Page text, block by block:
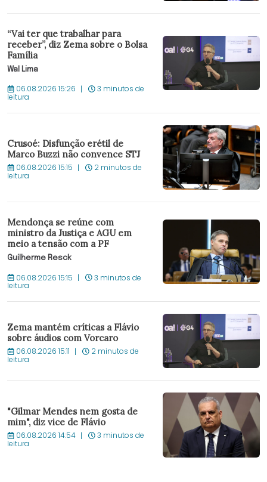
“Vai ter que trabalhar para
receber”, diz Zema sobre o Bolsa
Família
Wal Lima
06.08.2026 15:26 3 minutos de
leitura
Crusoé: Disfunção erétil de
Marco Buzzi não convence STJ
06.08.2026 15:15 2 minutos de
leitura
Mendonça se reúne com
ministro da Justiça e AGU em
meio a tensão com a PF
Guilherme Resck
06.08.2026 15:15 3 minutos de
leitura
Zema mantém críticas a Flávio
sobre áudios com Vorcaro
06.08.2026 15:11 2 minutos de
leitura
"Gilmar Mendes nem gosta de
mim", diz vice de Flávio
06.08.2026 14:54 3 minutos de
leitura